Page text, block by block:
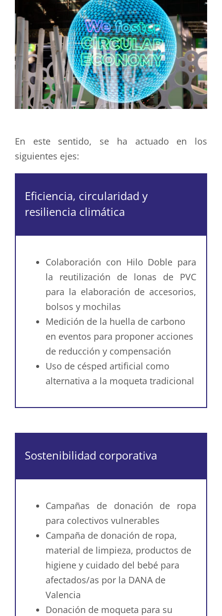
En este sentido, se ha actuado en los
siguientes ejes:
Eficiencia, circularidad y
resiliencia climática
Colaboración con Hilo Doble para
la reutilización de lonas de PVC
para la elaboración de accesorios,
bolsos y mochilas
Medición de la huella de carbono
en eventos para proponer acciones
de reducción y compensación
Uso de césped artificial como
alternativa a la moqueta tradicional
Sostenibilidad corporativa
Campañas de donación de ropa
para colectivos vulnerables
Campaña de donación de ropa,
material de limpieza, productos de
higiene y cuidado del bebé para
afectados/as por la DANA de
Valencia
Donación de moqueta para su